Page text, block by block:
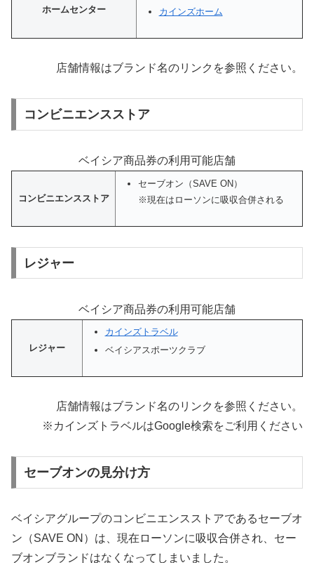
ホームセンター
カインズホーム
店舗情報はブランド名のリンクを参照ください。
コンビニエンスストア
ベイシア商品券の利用可能店舗
コンビニエンスストア
セーブオン（SAVE ON）
※現在はローソンに吸収合併される
レジャー
ベイシア商品券の利用可能店舗
レジャー
カインズトラベル
ベイシアスポーツクラブ
店舗情報はブランド名のリンクを参照ください。
※カインズトラベルはGoogle検索をご利用ください
セーブオンの見分け方
ベイシアグループのコンビニエンスストアであるセーブオ
ン（SAVE ON）は、現在ローソンに吸収合併され、セー
ブオンブランドはなくなってしまいました。